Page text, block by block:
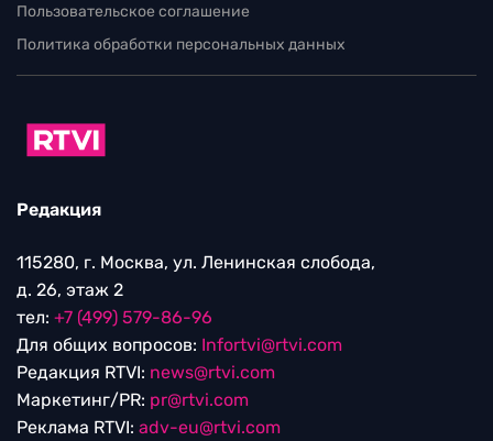
Пользовательское соглашение
Политика обработки персональных данных
Редакция
115280, г. Москва, ул. Ленинская слобода,
д. 26, этаж 2
тел: +7 (499) 579-86-96
Для общих вопросов: Infortvi@rtvi.com
Редакция RTVI: news@rtvi.com
Маркетинг/PR: pr@rtvi.com
Реклама RTVI: adv-eu@rtvi.com